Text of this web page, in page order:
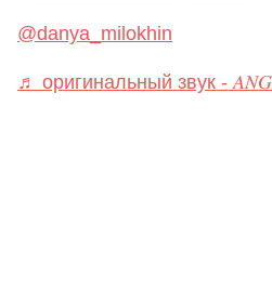
@danya_milokhin
♬ оригинальный звук -